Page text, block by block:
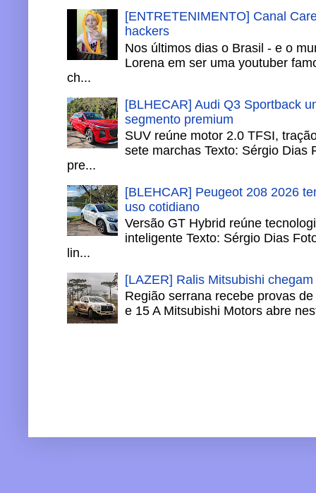
[ENTRETENIMENTO] Canal
hackers
Nos últimos dias o Brasil - e o
Lorena em ser uma youtuber
ch...
[BLHECAR] Audi Q3 Sportback
segmento premium
SUV reúne motor 2.0 TFSI,
sete marchas Texto: Sérgio Dias
pre...
[BLEHCAR] Peugeot 208 2026
uso cotidiano
Versão GT Hybrid reúne
inteligente Texto: Sérgio Dias
lin...
[LAZER] Ralis Mitsubishi
Região serrana recebe provas
e 15 A Mitsubishi Motors abre